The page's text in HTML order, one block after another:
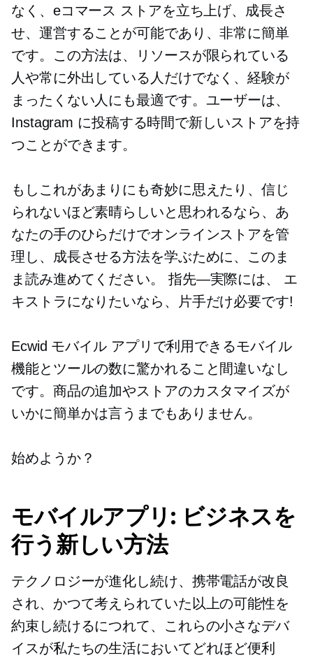
なく、eコマース ストアを立ち上げ、成長さ
せ、運営することが可能であり、非常に簡単
です。この方法は、リソースが限られている
人や常に外出している人だけでなく、経験が
まったくない人にも最適です。ユーザーは、
Instagram に投稿する時間で新しいストアを持
つことができます。
もしこれがあまりにも奇妙に思えたり、信じ
られないほど素晴らしいと思われるなら、あ
なたの手のひらだけでオンラインストアを管
理し、成長させる方法を学ぶために、このま
ま読み進めてください。 指先—実際には、
エ
キストラになりたいなら、片手だけ必要です!
Ecwid モバイル アプリで利用できるモバイル
機能とツールの数に驚かれること間違いなし
です。商品の追加やストアのカスタマイズが
いかに簡単かは言うまでもありません。
始めようか？
モバイルアプリ: ビジネスを
行う新しい方法
テクノロジーが進化し続け、携帯電話が改良
され、かつて考えられていた以上の可能性を
約束し続けるにつれて、これらの小さなデバ
イスが私たちの生活においてどれほど便利